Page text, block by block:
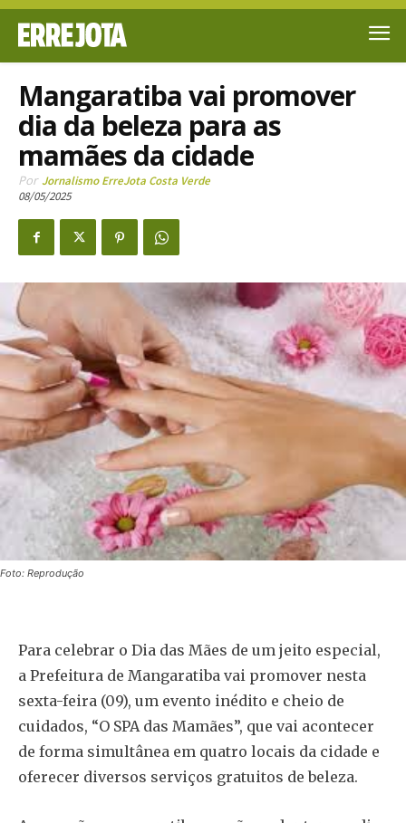
Mangaratiba vai promover
dia da beleza para as
mamães da cidade
Por Jornalismo ErreJota Costa Verde
08/05/2025
Foto: Reprodução
Para celebrar o Dia das Mães de um jeito especial,
a Prefeitura de Mangaratiba vai promover nesta
sexta-feira (09), um evento inédito e cheio de
cuidados, “O SPA das Mamães”, que vai acontecer
de forma simultânea em quatro locais da cidade e
oferecer diversos serviços gratuitos de beleza.